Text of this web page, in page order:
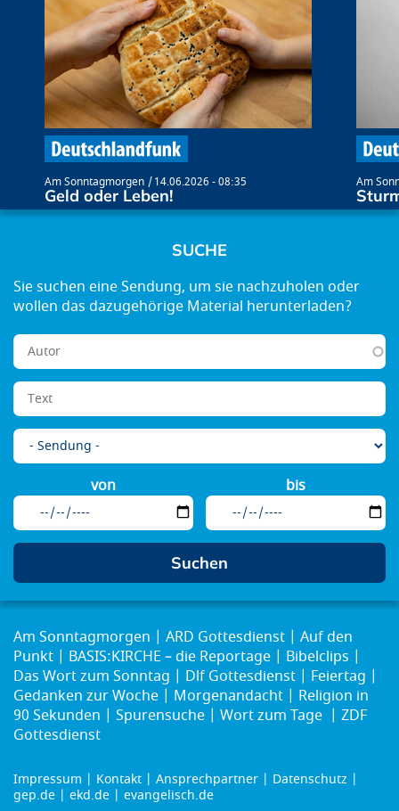
Am Sonntagmorgen 14.06.2026 - 08:35
Geld oder Leben!
Am
SUCHE
von bis
Am Sonntagmorgen ARD Gottesdienst
Auf den
Punkt
BASIS:KIRCHE – die Reportage
Bibelclips
Das Wort zum Sonntag
Dlf Gottesdienst
Feiertag
Gedanken zur Woche
Morgenandacht
Religion in
90 Sekunden
Spurensuche Wort zum Tage
ZDF
Gottesdienst
Footer
Impressum Kontakt Ansprechpartner
Datenschutz
gep.de
ekd.de evangelisch.de